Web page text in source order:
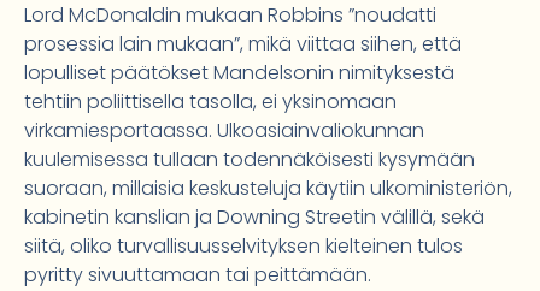
Lord McDonaldin mukaan Robbins ”noudatti
prosessia lain mukaan”, mikä viittaa siihen, että
lopulliset päätökset Mandelsonin nimityksestä
tehtiin poliittisella tasolla, ei yksinomaan
virkamiesportaassa. Ulkoasiainvaliokunnan
kuulemisessa tullaan todennäköisesti kysymään
suoraan, millaisia keskusteluja käytiin ulkoministeriön,
kabinetin kanslian ja Downing Streetin välillä, sekä
siitä, oliko turvallisuusselvityksen kielteinen tulos
pyritty sivuuttamaan tai peittämään.